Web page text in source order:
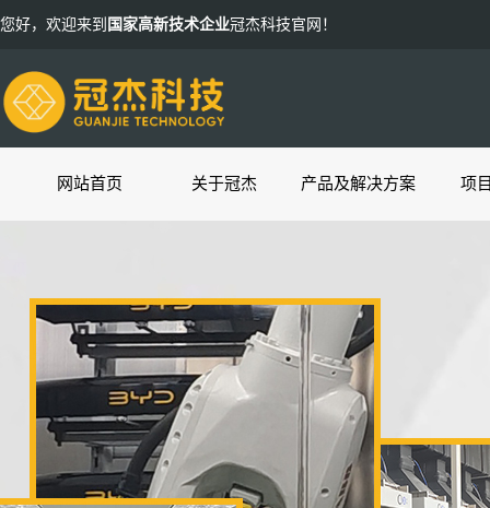
您好，欢迎来到 国家高新技术企业冠杰科技官网！
网站首页 关于冠杰 产品及解决方案 项